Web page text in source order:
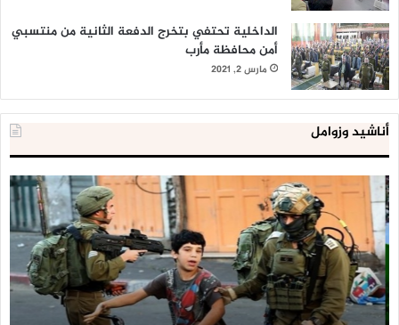
الداخلية تحتفي بتخرج الدفعة الثانية من منتسبي
أمن محافظة مأرب
مارس 2, 2021
أناشيد وزوامل
العدو
الإسرائيلي
اعتقل
543
طفلا
فلسطينيا
خلال
2020